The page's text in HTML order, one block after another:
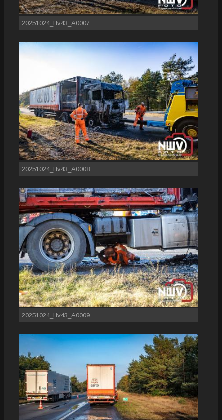
20251024_Hv43_A0007
20251024_Hv43_A0008
20251024_Hv43_A0009